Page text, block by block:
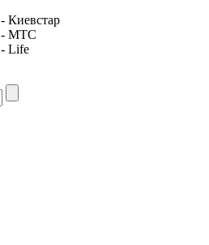
- Киевстар
- MTC
- Life